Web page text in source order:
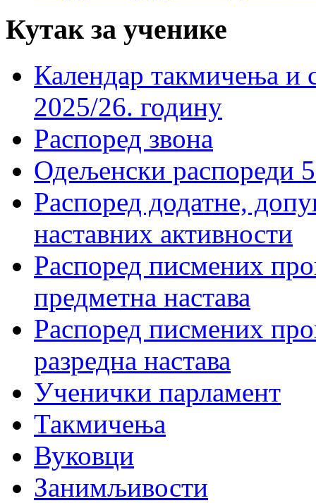
Кутак за ученике
Календар такмичења
2025/26. годину
Распоред звона
Одељенски распореди
Распоред додатне,
наставних активности
Распоред писмених
предметна настава
Распоред писмених
разредна настава
Ученички парламент
Такмичења
Вуковци
Занимљивости